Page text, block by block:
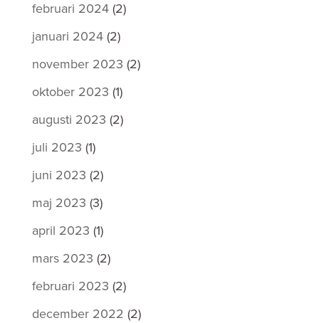
februari 2024(2)
januari 2024(2)
november 2023 (2)
oktober 2023 (1)
augusti 2023 (2)
juli 2023 (1)
juni 2023 (2)
maj 2023 (3)
april 2023 (1)
mars 2023 (2)
februari 2023 (2)
december 2022 (2)